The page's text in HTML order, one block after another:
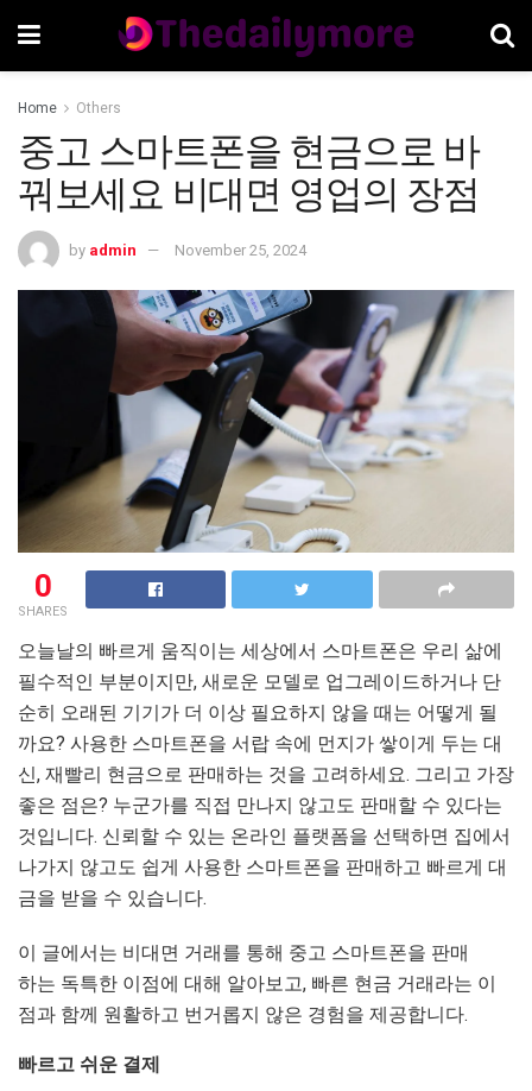
Home Others
중고 스마트폰을 현금으로 바
꿔보세요 비대면 영업의 장점
by admin November 25, 2024
0
SHARES
오늘날의 빠르게 움직이는 세상에서 스마트폰은 우리 삶에
필수적인 부분이지만, 새로운 모델로 업그레이드하거나 단
순히 오래된 기기가 더 이상 필요하지 않을 때는 어떻게 될
까요? 사용한 스마트폰을 서랍 속에 먼지가 쌓이게 두는 대
신, 재빨리 현금으로 판매하는 것을 고려하세요. 그리고 가장
좋은 점은? 누군가를 직접 만나지 않고도 판매할 수 있다는
것입니다. 신뢰할 수 있는 온라인 플랫폼을 선택하면 집에서
나가지 않고도 쉽게 사용한 스마트폰을 판매하고 빠르게 대
금을 받을 수 있습니다.
이 글에서는 비대면 거래를 통해 중고 스마트폰을 판매
하는 독특한 이점에 대해 알아보고, 빠른 현금 거래라는 이
점과 함께 원활하고 번거롭지 않은 경험을 제공합니다.
빠르고 쉬운 결제